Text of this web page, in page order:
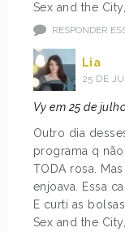
Sex and the
RESPONDER
Lia
25 DE
Vy em 25 de
Outro dia
programa q
TODA rosa.
enjoava. Essa
E curti as
Sex and the